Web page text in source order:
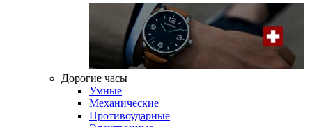
Дорогие часы
Умные
Механические
Противоударные